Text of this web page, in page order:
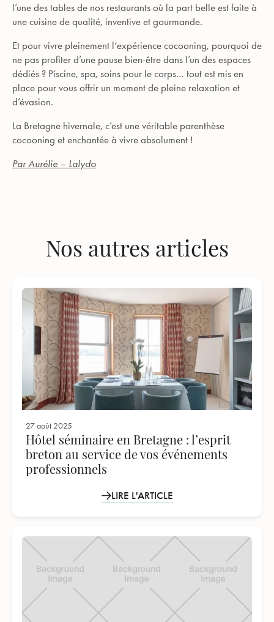
l’une des tables de nos restaurants où la part belle est faite à
une cuisine de qualité, inventive et gourmande.
Et pour vivre pleinement l‘expérience cocooning, pourquoi de
ne pas profiter d’une pause bien-être dans l’un des espaces
dédiés ? Piscine, spa, soins pour le corps… tout est mis en
place pour vous offrir un moment de pleine relaxation et
d’évasion.
La Bretagne hivernale, c’est une véritable parenthèse
cocooning et enchantée à vivre absolument !
Par Aurélie – Lalydo
Nos autres articles
27 août 2025
Hôtel séminaire en Bretagne : l’esprit
breton au service de vos événements
professionnels
LIRE L'ARTICLE